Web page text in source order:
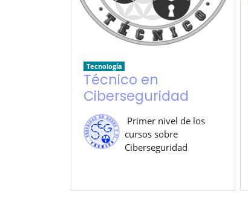
Tecnología
Técnico en
Ciberseguridad
Primer nivel de los
cursos sobre
Ciberseguridad